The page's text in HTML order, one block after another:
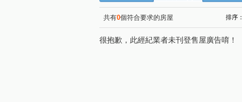
共有0個符合要求的房屋 排序：
很抱歉，此經紀業者未刊登售屋廣告唷！